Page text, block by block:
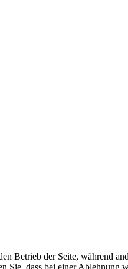
Betrieb der Seite, während
Sie, dass bei einer